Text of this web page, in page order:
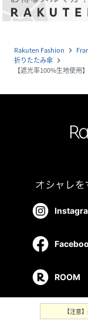
Rakuten Fashion navigate_next
折りたたみ傘 navigate_next
【遮光率100%生地使用
ROOM
【注意